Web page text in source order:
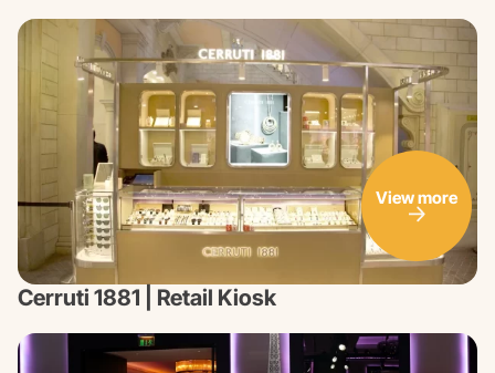
Cerruti 1881 | Retail Kiosk
View more